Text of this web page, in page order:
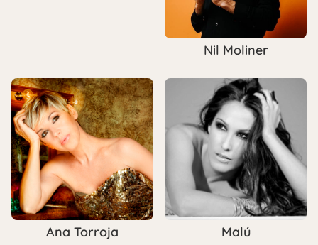
Nil Moliner
Ana Torroja Malú